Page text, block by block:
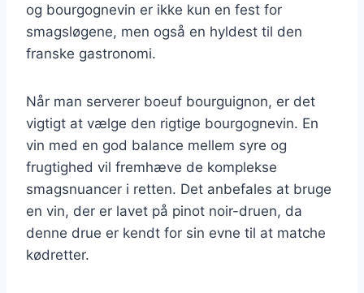
og bourgognevin er ikke kun en fest for
smagsløgene, men også en hyldest til den
franske gastronomi.
Når man serverer boeuf bourguignon, er det
vigtigt at vælge den rigtige bourgognevin. En
vin med en god balance mellem syre og
frugtighed vil fremhæve de komplekse
smagsnuancer i retten. Det anbefales at bruge
en vin, der er lavet på pinot noir-druen, da
denne drue er kendt for sin evne til at matche
kødretter.